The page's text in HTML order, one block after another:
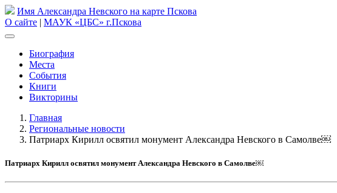
Имя Александра Невского на карте Пскова
О сайте | МАУК «ЦБС» г.Пскова
Биография
Места
События
Книги
Викторины
Главная
Региональные новости
Патриарх Кирилл освятил монумент Александра Невского в Самолве￼
Патриарх Кирилл освятил монумент Александра Невского в Самолве￼